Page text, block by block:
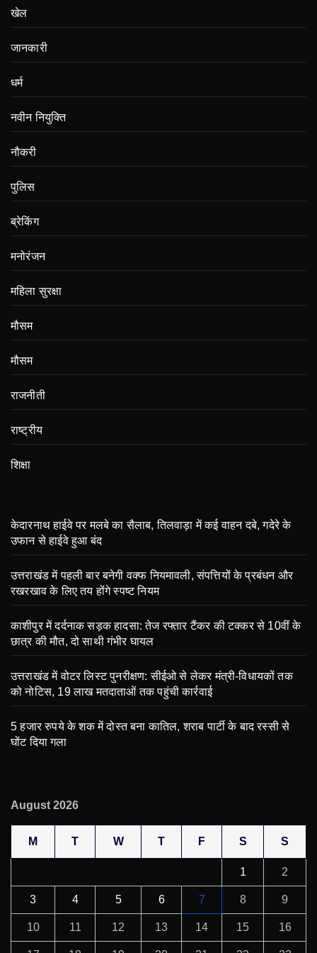
खेल
जानकारी
धर्म
नवीन नियुक्ति
नौकरी
पुलिस
ब्रेकिंग
मनोरंजन
महिला सुरक्षा
मौसम
मौसम
राजनीती
राष्ट्रीय
शिक्षा
केदारनाथ हाईवे पर मलबे का सैलाब, तिलवाड़ा में कई वाहन दबे, गदेरे के
उफान से हाईवे हुआ बंद
उत्तराखंड में पहली बार बनेगी वक्फ नियमावली, संपत्तियों के प्रबंधन और
रखरखाव के लिए तय होंगे स्पष्ट नियम
काशीपुर में दर्दनाक सड़क हादसा: तेज रफ्तार टैंकर की टक्कर से 10वीं के
छात्र की मौत, दो साथी गंभीर घायल
उत्तराखंड में वोटर लिस्ट पुनरीक्षण: सीईओ से लेकर मंत्री-विधायकों तक
को नोटिस, 19 लाख मतदाताओं तक पहुंची कार्रवाई
5 हजार रुपये के शक में दोस्त बना कातिल, शराब पार्टी के बाद रस्सी से
घोंट दिया गला
August 2026
M T W T F S S
1 2
3 4 5 6 7 8 9
10 11 12 13 14 15 16